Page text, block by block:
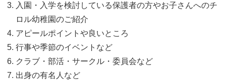
入園・入学を検討している保護者の方やお子さんへのチ
ロル幼稚園のご紹介
アピールポイントや良いところ
行事や季節のイベントなど
クラブ・部活・サークル・委員会など
出身の有名人など